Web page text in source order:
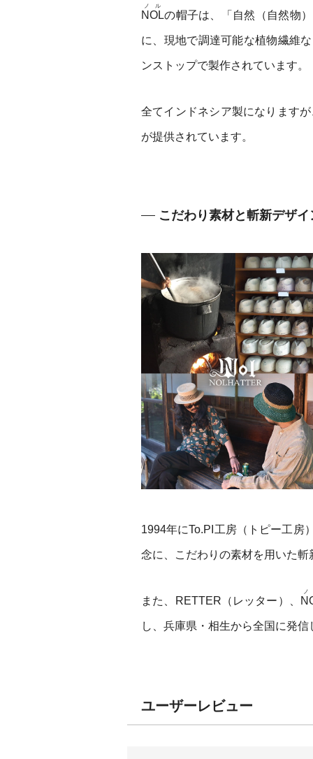
NOL
ノル
の帽子は、「自然（自然物
に、現地で調達可能な植物繊維
ンストップで製作されています。
全てインドネシア製になります
が提供されています。
こだわり素材と斬新デザ
1994年にTo.PI工房（トピー工房
念に、こだわりの素材を用いた斬
また、RETTER（レッター）、
し、兵庫県・相生から全国に発信
ユーザーレビュー